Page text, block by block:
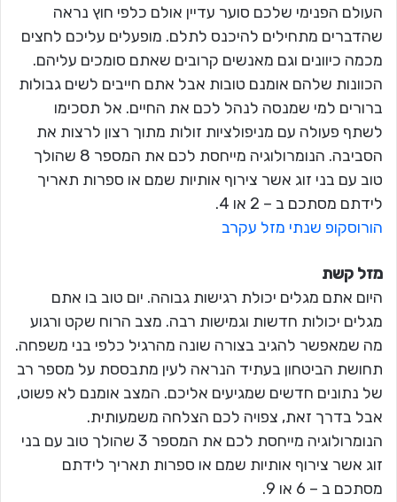
העולם הפנימי שלכם סוער עדיין אולם כלפי חוץ נראה
שהדברים מתחילים להיכנס לתלם. מופעלים עליכם לחצים
מכמה כיוונים וגם מאנשים קרובים שאתם סומכים עליהם.
הכוונות שלהם אומנם טובות אבל אתם חייבים לשים גבולות
ברורים למי שמנסה לנהל לכם את החיים. אל תסכימו
לשתף פעולה עם מניפולציות זולות מתוך רצון לרצות את
הסביבה. הנומרולוגיה מייחסת לכם את המספר 8 שהולך
טוב עם בני זוג אשר צירוף אותיות שמם או ספרות תאריך
לידתם מסתכם ב – 2 או 4.
הורוסקופ שנתי מזל עקרב
מזל קשת
היום אתם מגלים יכולת רגישות גבוהה. יום טוב בו אתם
מגלים יכולות חדשות וגמישות רבה. מצב הרוח שקט ורגוע
מה שמאפשר להגיב בצורה שונה מהרגיל כלפי בני משפחה.
תחושת הביטחון בעתיד הנראה לעין מתבססת על מספר רב
של נתונים חדשים שמגיעים אליכם. המצב אומנם לא פשוט,
אבל בדרך זאת, צפויה לכם הצלחה משמעותית.
הנומרולוגיה מייחסת לכם את המספר 3 שהולך טוב עם בני
זוג אשר צירוף אותיות שמם או ספרות תאריך לידתם
מסתכם ב – 6 או 9.